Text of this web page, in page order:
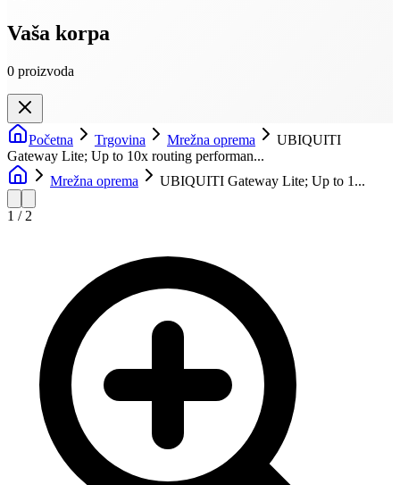
Vaša korpa
0 proizvoda
Početna Trgovina Mrežna oprema
UBIQUITI
Gateway Lite; Up to 10x routing performan...
Mrežna oprema
UBIQUITI Gateway Lite; Up to 1...
1 / 2